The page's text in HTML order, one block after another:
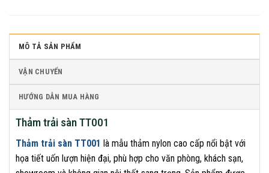
MÔ TẢ SẢN PHẨM
VẬN CHUYỂN
HƯỚNG DẪN MUA HÀNG
Thảm trải sàn TT001
Thảm trải sàn TT001 là mẫu thảm nylon cao cấp nổi bật với
họa tiết uốn lượn hiện đại, phù hợp cho văn phòng, khách sạn,